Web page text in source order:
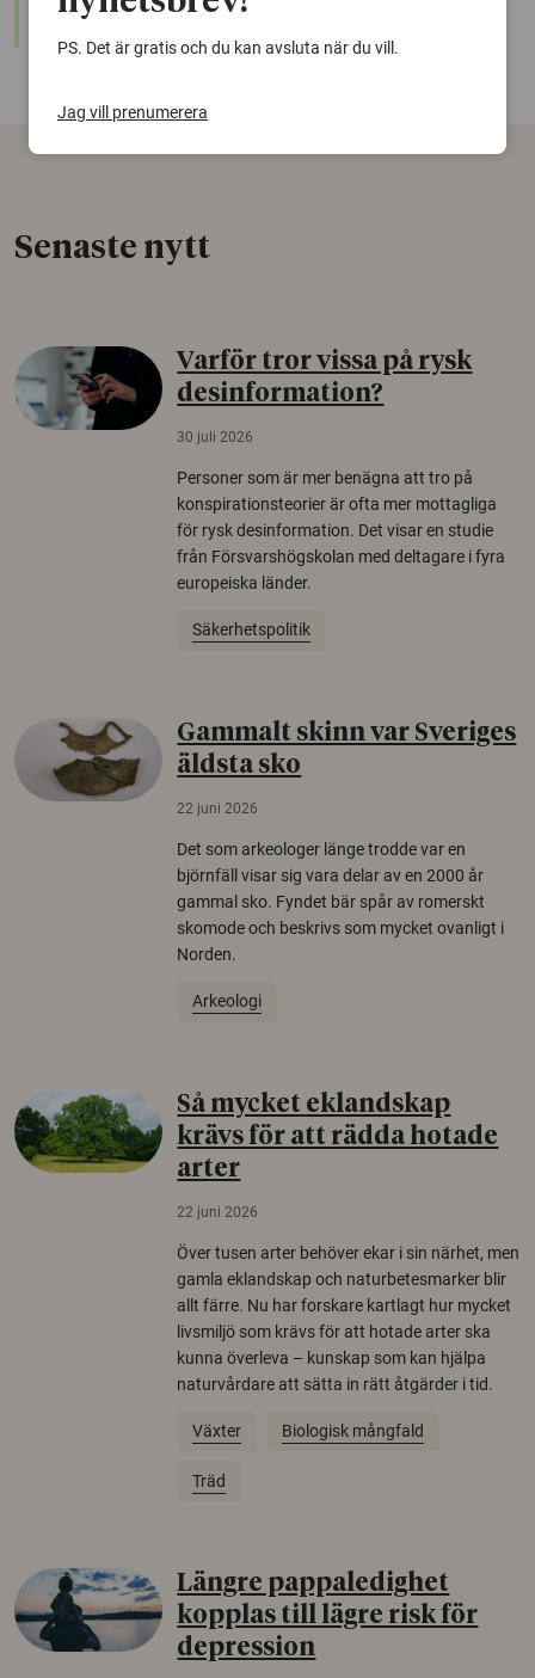
nyare forskning om samma ämne. Använd gärna vår
Senaste nytt
Varför tror vissa på rysk
desinformation?
30 juli 2026
Personer som är mer benägna att tro på
konspirationsteorier är ofta mer mottagliga
för rysk desinformation. Det visar en studie
från Försvarshögskolan med deltagare i fyra
europeiska länder.
Säkerhetspolitik
Gammalt skinn var Sveriges
äldsta sko
22 juni 2026
Det som arkeologer länge trodde var en
björnfäll visar sig vara delar av en 2000 år
gammal sko. Fyndet bär spår av romerskt
skomode och beskrivs som mycket ovanligt i
Norden.
Arkeologi
Så mycket eklandskap
krävs för att rädda hotade
arter
22 juni 2026
Över tusen arter behöver ekar i sin närhet, men
gamla eklandskap och naturbetesmarker blir
allt färre. Nu har forskare kartlagt hur mycket
livsmiljö som krävs för att hotade arter ska
kunna överleva – kunskap som kan hjälpa
naturvårdare att sätta in rätt åtgärder i tid.
Växter Biologisk mångfald
Träd
Längre pappaledighet
kopplas till lägre risk för
depression
PS. Det är gratis och du kan avsluta när du vill.
Jag vill prenumerera